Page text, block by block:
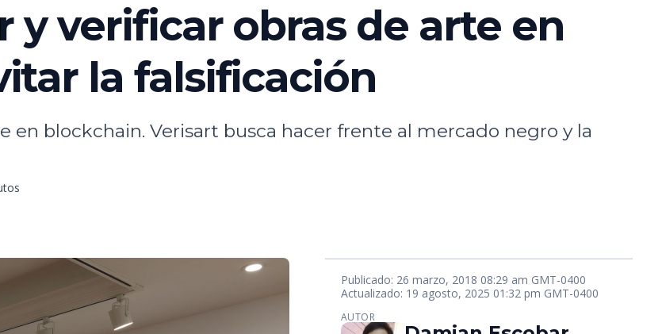
y verificar obras de arte en
la falsificación
en blockchain. Verisart busca hacer frente al mercado negro y la
Publicado: 26 marzo, 2018 08:29 am GMT-0400
Actualizado: 19 agosto, 2025 01:32 pm GMT-0400
AUTOR